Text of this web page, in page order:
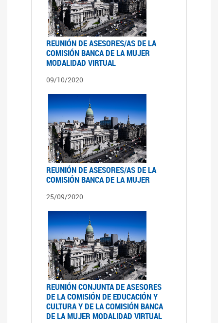
REUNIÓN DE ASESORES/AS DE LA
COMISIÓN BANCA DE LA MUJER
MODALIDAD VIRTUAL
09/10/2020
REUNIÓN DE ASESORES/AS DE LA
COMISIÓN BANCA DE LA MUJER
25/09/2020
REUNIÓN CONJUNTA DE ASESORES
DE LA COMISIÓN DE EDUCACIÓN Y
CULTURA Y DE LA COMISIÓN BANCA
DE LA MUJER MODALIDAD VIRTUAL